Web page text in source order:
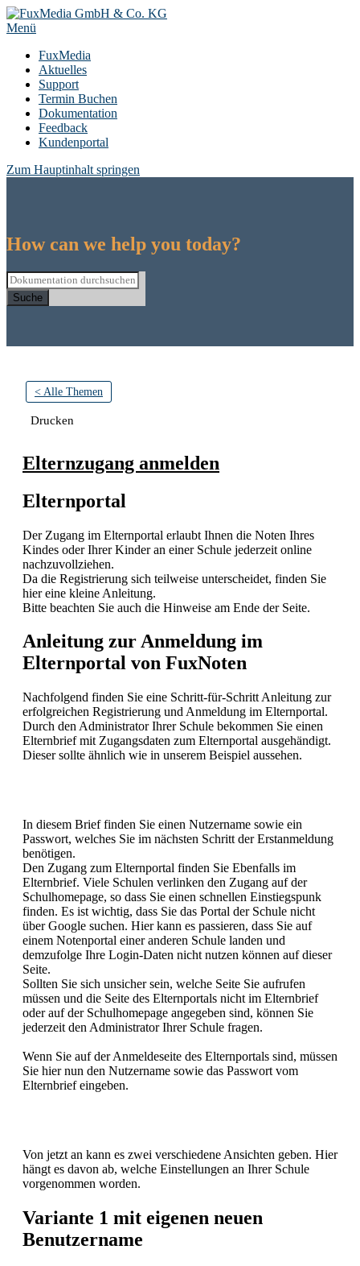
Zum
Inhalt
Menü
FuxMedia
Aktuelles
Support
Termin Buchen
Dokumentation
Feedback
Kundenportal
Zum Hauptinhalt springen
How can we help you today?
Suche
< Alle Themen
Drucken
Elternzugang anmelden
Elternportal
Der Zugang im Elternportal erlaubt Ihnen die Noten Ihres
Kindes oder Ihrer Kinder an einer Schule jederzeit online
nachzuvollziehen.
Da die Registrierung sich teilweise unterscheidet, finden Sie
hier eine kleine Anleitung.
Bitte beachten Sie auch die Hinweise am Ende der Seite.
Anleitung zur Anmeldung im
Elternportal von FuxNoten
Nachfolgend finden Sie eine Schritt-für-Schritt Anleitung zur
erfolgreichen Registrierung und Anmeldung im Elternportal.
Durch den Administrator Ihrer Schule bekommen Sie einen
Elternbrief mit Zugangsdaten zum Elternportal ausgehändigt.
Dieser sollte ähnlich wie in unserem Beispiel aussehen.
In diesem Brief finden Sie einen Nutzername sowie ein
Passwort, welches Sie im nächsten Schritt der Erstanmeldung
benötigen.
Den Zugang zum Elternportal finden Sie Ebenfalls im
Elternbrief. Viele Schulen verlinken den Zugang auf der
Schulhomepage, so dass Sie einen schnellen Einstiegspunk
finden. Es ist wichtig, dass Sie das Portal der Schule nicht
über Google suchen. Hier kann es passieren, dass Sie auf
einem Notenportal einer anderen Schule landen und
demzufolge Ihre Login-Daten nicht nutzen können auf dieser
Seite.
Sollten Sie sich unsicher sein, welche Seite Sie aufrufen
müssen und die Seite des Elternportals nicht im Elternbrief
oder auf der Schulhomepage angegeben sind, können Sie
jederzeit den Administrator Ihrer Schule fragen.
Wenn Sie auf der Anmeldeseite des Elternportals sind, müssen
Sie hier nun den Nutzername sowie das Passwort vom
Elternbrief eingeben.
Von jetzt an kann es zwei verschiedene Ansichten geben. Hier
hängt es davon ab, welche Einstellungen an Ihrer Schule
vorgenommen worden.
Variante 1 mit eigenen neuen
Benutzername